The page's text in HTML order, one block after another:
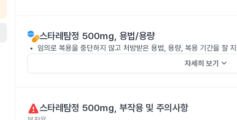
스타레탐정 500mg, 용법/용량
임의로 복용을 중단하지 않고 처방받은 용법, 용량, 복용 기간을 잘
자세히 보기 keyboard_arrow_down
스타레탐정 500mg, 부작용 및 주의사항